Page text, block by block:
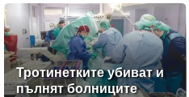
Тротинетките убиват и
пълнят болниците